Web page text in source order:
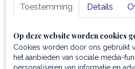
Laptop rugtas van leder - Bangkok large
✓Rugtas - laptoptas; 17" laptop past ✓Mat
Toestemming Details
Op deze website worden cookies
Cookies worden door ons gebruikt
het aanbieden van sociale media-
personaliseren van informatie en